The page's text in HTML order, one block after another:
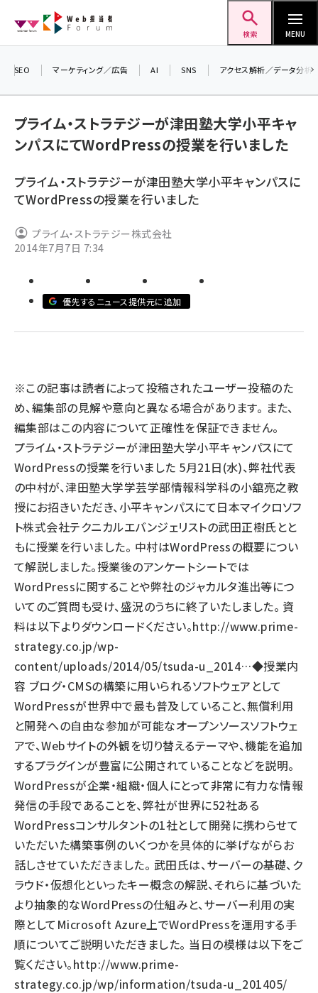
ン
検索 MENU
ai (2801)
note (2310)
z世代 (1620)
SEO マーケティング／広告 AI SNS アクセス解析／データ分析
プライム・ストラテジーが津田塾大学小平キャ
ンパスにてWordPressの授業を行いました
プライム・ストラテジーが津田塾大学小平キャンパスに
てWordPressの授業を行いました
プライム・ストラテジー株式会社
2014年7月7日 7:34
優先するニュース提供元に追加
※この記事は読者によって投稿されたユーザー投稿のた
め、編集部の見解や意向と異なる場合があります。 また、
編集部はこの内容について正確性を保証できません。
プライム・ストラテジーが津田塾大学小平キャンパスにて
WordPressの授業を行いました 5月21日(水)、弊社代表
の中村が、津田塾大学学芸学部情報科学科の小舘亮之教
授にお招きいただき、小平キャンパスにて日本マイクロソフ
ト株式会社テクニカルエバンジェリストの武田正樹氏とと
もに授業を行いました。 中村はWordPressの概要につい
て解説しました。授業後のアンケートシートでは
WordPressに関することや弊社のジャカルタ進出等につ
いてのご質問も受け、盛況のうちに終了いたしました。 資
料は以下よりダウンロードください。http://www.prime-
strategy.co.jp/wp-
content/uploads/2014/05/tsuda-u_2014…◆授業内
容 ブログ・CMSの構築に用いられるソフトウェアとして
WordPressが世界中で最も普及していること、無償利用
と開発への自由な参加が可能なオープンソースソフトウェ
アで、Webサイトの外観を切り替えるテーマや、機能を追加
するプラグインが豊富に公開されていることなどを説明。
WordPressが企業・組織・個人にとって非常に有力な情報
発信の手段であることを、弊社が世界に52社ある
WordPressコンサルタントの1社として開発に携わらせて
いただいた構築事例のいくつかを具体的に挙げながらお
話しさせていただきました。 武田氏は、サーバーの基礎、ク
ラウド・仮想化といったキー概念の解説、それらに基づいた
より抽象的なWordPressの仕組みと、サーバー利用の実
際としてMicrosoft Azure上でWordPressを運用する手
順についてご説明いただきました。 当日の模様は以下をご
覧ください。http://www.prime-
strategy.co.jp/wp/information/tsuda-u_201405/
差